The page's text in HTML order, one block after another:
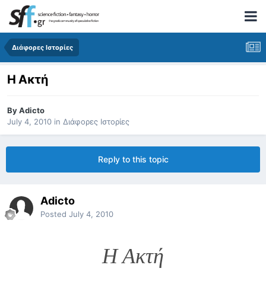
Διάφορες Ιστορίες
Η Ακτή
ByAdicto
July 4, 2010 in Διάφορες Ιστορίες
Reply to this topic
Adicto
Posted July 4, 2010
Η Ακτή